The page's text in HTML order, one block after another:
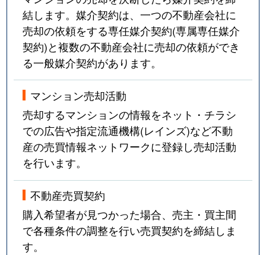
結します。媒介契約は、一つの不動産会社に
売却の依頼をする専任媒介契約(専属専任媒介
契約)と複数の不動産会社に売却の依頼ができ
る一般媒介契約があります。
マンション売却活動
売却するマンションの情報をネット・チラシ
での広告や指定流通機構(レインズ)など不動
産の売買情報ネットワークに登録し売却活動
を行います。
不動産売買契約
購入希望者が見つかった場合、売主・買主間
で各種条件の調整を行い売買契約を締結しま
す。